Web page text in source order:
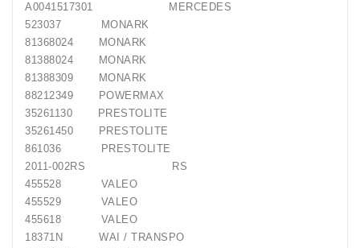
A0041517301 MERCEDES
523037 MONARK
81368024 MONARK
81388024 MONARK
81388309 MONARK
88212349 POWERMAX
35261130 PRESTOLITE
35261450 PRESTOLITE
861036 PRESTOLITE
2011-002RS RS
455528 VALEO
455529 VALEO
455618 VALEO
18371N WAI / TRANSPO